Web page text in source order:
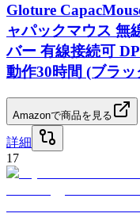
Gloture
ャパックマウス 無
バー 有線接続可
動作30時間 (ブラッ
Amazonで商品を見る
詳細
17